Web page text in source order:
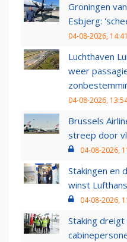
Groningen
Esbjerg:
04-08-2026, 14:41
Luchthaven
weer
04-08-2026,
Brussels
streep door
04-08-2026,
Stakingen en
winst
04-08-2026,
Staking